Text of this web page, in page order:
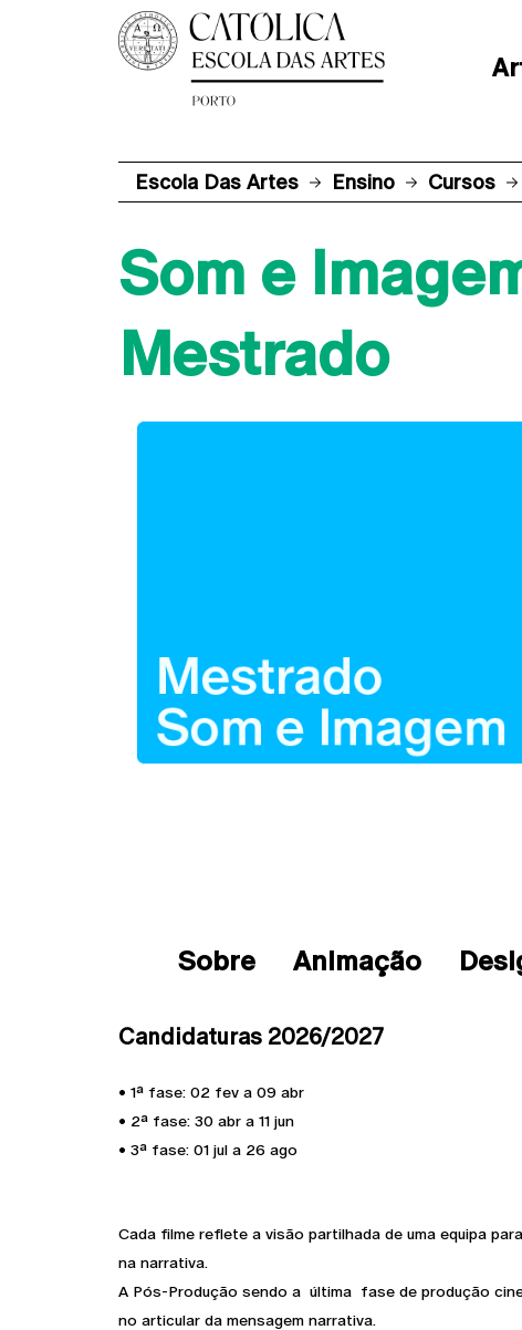
Escola Das Artes Ensino Cursos
Som e
Mestrado
Sobre Animação
Candidaturas 2026/2027
• 1ª fase: 02 fev a 09 abr
• 2ª fase: 30 abr a 11 jun
• 3ª fase: 01 jul a 26 ago
Cada filme reflete a visão partilhada de uma equipa
na narrativa.
A Pós-Produção sendo a última fase de produção
no articular da mensagem narrativa.